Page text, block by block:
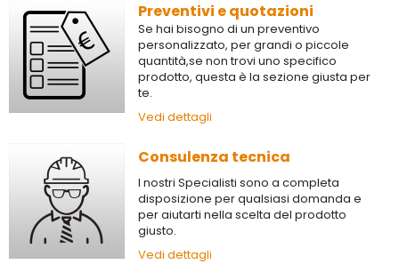
Preventivi e quotazioni
Se hai bisogno di un preventivo
personalizzato, per grandi o piccole
quantità,se non trovi uno specifico
prodotto, questa è la sezione giusta per
te.
Vedi dettagli
Consulenza tecnica
I nostri Specialisti sono a completa
disposizione per qualsiasi domanda e
per aiutarti nella scelta del prodotto
giusto.
Vedi dettagli